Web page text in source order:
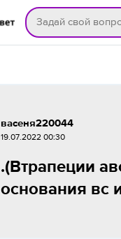
васеня220044
19.07.2022 00:30
.(Втрапеции
основания вс